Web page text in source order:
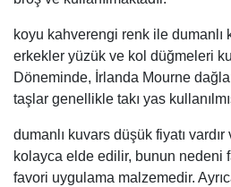
koyu kahverengi renk ile dumanlı
erkekler yüzük ve kol düğmeleri
Döneminde, İrlanda Mourne
taşlar genellikle takı yas
dumanlı kuvars düşük fiyatı
kolayca elde edilir, bunun nedeni
favori uygulama malzemedir.